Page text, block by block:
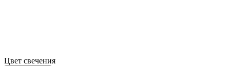
Цвет свечения